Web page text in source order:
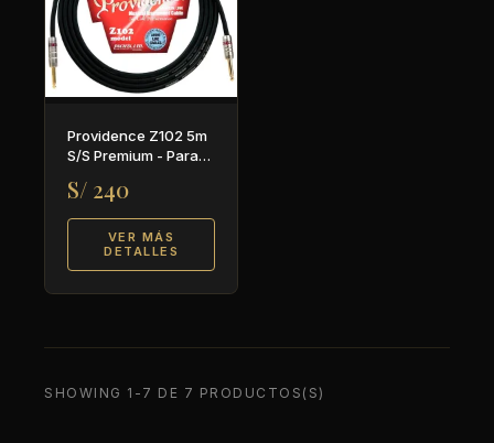
Providence Z102 5m
S/S Premium - Para
S/ 240
VER MÁS
DETALLES
SHOWING 1-7 DE 7 PRODUCTOS(S)